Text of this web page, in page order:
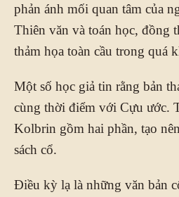
phản ánh mối quan tâm của
Thiên văn và toán học, đồng
thảm họa toàn cầu trong quá
Một số học giả tin rằng bản
cùng thời điểm với Cựu ước.
Kolbrin gồm hai phần, tạo
sách cổ.
Điều kỳ lạ là những văn bản